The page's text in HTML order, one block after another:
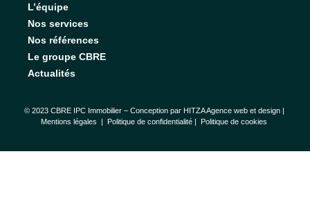
L’équipe
Nos services
Nos références
Le groupe CBRE
Actualités
© 2023 CBRE IPC Immobilier – Conception par HITZA Agence web et design|
Mentions légales | Politique de confidentialité | Politique de cookies